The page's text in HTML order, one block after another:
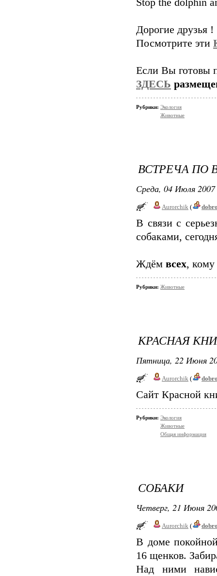
Stop the dolphin
Дорогие друзья !
Посмотрите эти
Если Вы готовы
ЗДЕСЬ
Рубрики: Экология
Животные
ВСТРЕЧА ПО
Среда, 04 Июля
Aurorchik (
В связи с
собаками,
Ждём всех, кому
Рубрики: Животные
КРАСНАЯ
Пятница, 22 Июня
Aurorchik (
Сайт Красной
Рубрики: Экология
Животные
Общая информация
СОБАКИ
Четверг, 21 Июня
Aurorchik (
В доме
16 щенков.
Над ними